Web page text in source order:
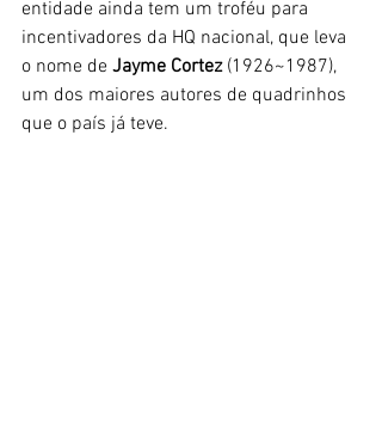
entidade ainda tem um troféu para
incentivadores da HQ nacional, que leva
o nome de Jayme Cortez (1926~1987),
um dos maiores autores de quadrinhos
que o país já teve.